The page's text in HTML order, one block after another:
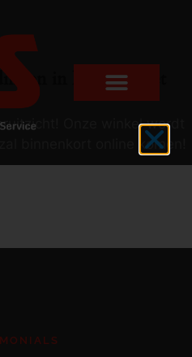
in het verschiet
Onze winkel wordt
binnenkort online komen!